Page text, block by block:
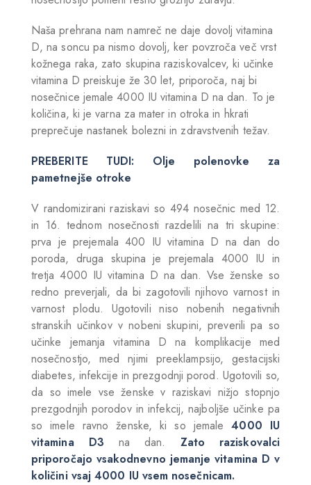
Naša prehrana nam namreč ne daje dovolj vitamina
D, na soncu pa nismo dovolj, ker povzroča več vrst
kožnega raka, zato skupina raziskovalcev, ki učinke
vitamina D preiskuje že 30 let, priporoča, naj bi
nosečnice jemale 4000 IU vitamina D na dan. To je
količina, ki je varna za mater in otroka in hkrati
preprečuje nastanek bolezni in zdravstvenih težav.
PREBERITE TUDI: Olje polenovke za
pametnejše otroke
V randomizirani raziskavi so 494 nosečnic med 12.
in 16. tednom nosečnosti razdelili na tri skupine:
prva je prejemala 400 IU vitamina D na dan do
poroda, druga skupina je prejemala 4000 IU in
tretja 4000 IU vitamina D na dan. Vse ženske so
redno preverjali, da bi zagotovili njihovo varnost in
varnost plodu. Ugotovili niso nobenih negativnih
stranskih učinkov v nobeni skupini, preverili pa so
učinke jemanja vitamina D na komplikacije med
nosečnostjo, med njimi preeklampsijo, gestacijski
diabetes, infekcije in prezgodnji porod. Ugotovili so,
da so imele vse ženske v raziskavi nižjo stopnjo
prezgodnjih porodov in infekcij, najboljše učinke pa
so imele ravno ženske, ki so jemale4000 IU
vitamina D3 na dan. Zato raziskovalci
priporočajo vsakodnevno jemanje vitamina D v
količini vsaj 4000 IU vsem nosečnicam.